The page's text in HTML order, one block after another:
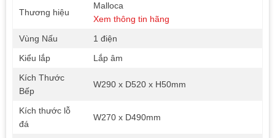
Thương hiệu
Malloca
Xem thông tin hãng
Vùng Nấu
1 điện
Kiểu lắp
Lắp âm
Kích Thước
Bếp
W290 x D520 x H50mm
Kích thước lỗ
đá
W270 x D490mm